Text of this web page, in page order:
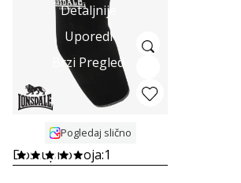
Detaljnije
Uporedi
Brzi Pregled
Pogledaj slično
Dostupno boja:1